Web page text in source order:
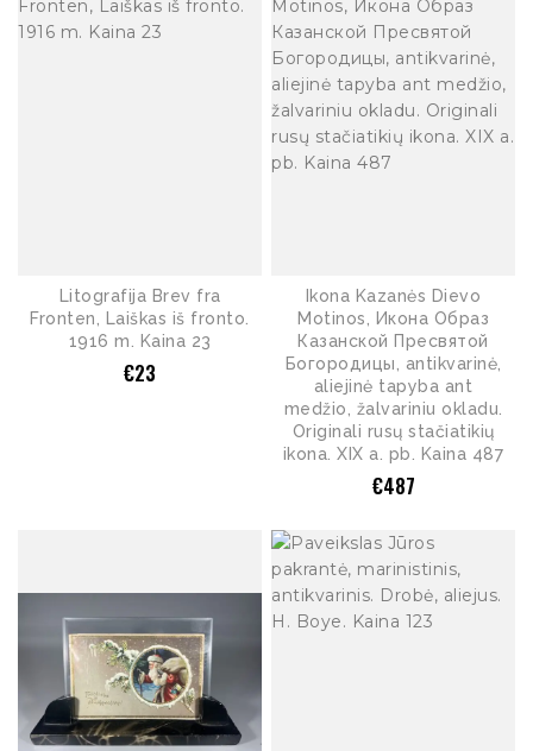
Litografija Brev fra
Fronten, Laiškas iš fronto.
1916 m. Kaina 23
€23
Ikona Kazanės Dievo
Motinos, Икона Образ
Казанской Пресвятой
Богородицы, antikvarinė,
aliejinė tapyba ant
medžio, žalvariniu okladu.
Originali rusų stačiatikių
ikona. XIX a. pb. Kaina 487
€487